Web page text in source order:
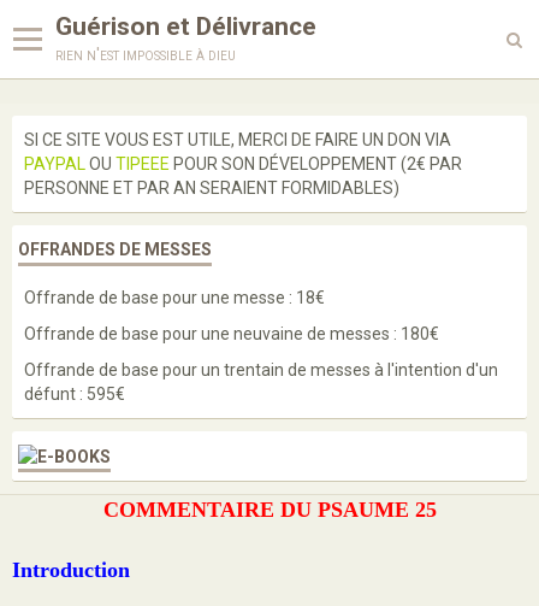
Guérison et Délivrance
rien n'est impossible à dieu
Enseignements
Prières
Bénédictions
Médailles
Scapulaires
Sites
COMMENTAIRE DU PSAUME 25
Introduction
SI CE SITE VOUS EST UTILE, MERCI DE FAIRE UN DON VIA
PAYPAL OU TIPEEE POUR SON DÉVELOPPEMENT (2€ PAR
PERSONNE ET PAR AN SERAIENT FORMIDABLES)
OFFRANDES DE MESSES
Offrande de base pour une messe : 18€
Offrande de base pour une neuvaine de messes : 180€
Offrande de base pour un trentain de messes à l'intention d'un
défunt : 595€